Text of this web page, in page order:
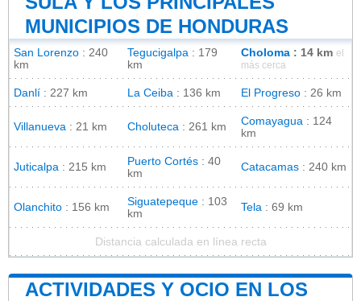
MUNICIPIOS DE HONDURAS
San Lorenzo : 240
km
Tegucigalpa : 179
km
Choloma : 14 km el
más cerca
Danlí : 227 km La Ceiba : 136 km El Progreso : 26 km
Villanueva : 21 km Choluteca : 261 km Comayagua : 124
km
Juticalpa : 215 km Puerto Cortés : 40
km
Catacamas : 240 km
Olanchito : 156 km Siguatepeque : 103
km
Tela : 69 km
Distancia calculada en línea recta
ACTIVIDADES Y OCIO EN LOS